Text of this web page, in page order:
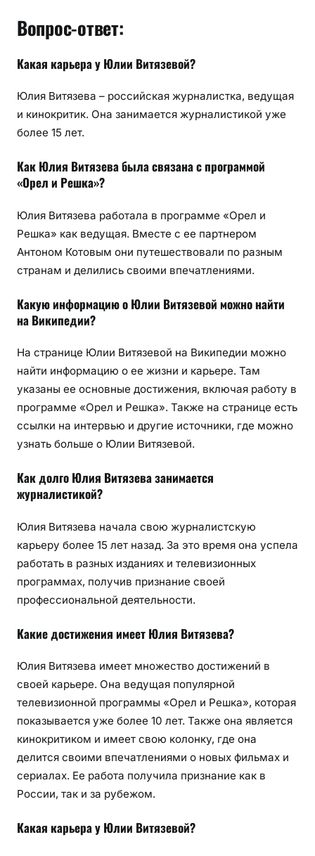
Вопрос-ответ:
Какая карьера у Юлии Витязевой?
Юлия Витязева – российская журналистка, ведущая
и кинокритик. Она занимается журналистикой уже
более 15 лет.
Как Юлия Витязева была связана с программой
«Орел и Решка»?
Юлия Витязева работала в программе «Орел и
Решка» как ведущая. Вместе с ее партнером
Антоном Котовым они путешествовали по разным
странам и делились своими впечатлениями.
Какую информацию о Юлии Витязевой можно найти
на Википедии?
На странице Юлии Витязевой на Википедии можно
найти информацию о ее жизни и карьере. Там
указаны ее основные достижения, включая работу в
программе «Орел и Решка». Также на странице есть
ссылки на интервью и другие источники, где можно
узнать больше о Юлии Витязевой.
Как долго Юлия Витязева занимается
журналистикой?
Юлия Витязева начала свою журналистскую
карьеру более 15 лет назад. За это время она успела
работать в разных изданиях и телевизионных
программах, получив признание своей
профессиональной деятельности.
Какие достижения имеет Юлия Витязева?
Юлия Витязева имеет множество достижений в
своей карьере. Она ведущая популярной
телевизионной программы «Орел и Решка», которая
показывается уже более 10 лет. Также она является
кинокритиком и имеет свою колонку, где она
делится своими впечатлениями о новых фильмах и
сериалах. Ее работа получила признание как в
России, так и за рубежом.
Какая карьера у Юлии Витязевой?